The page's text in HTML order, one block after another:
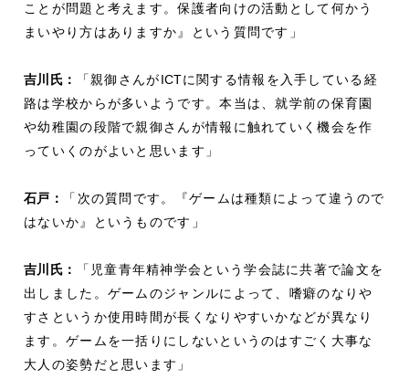
ことが問題と考えます。保護者向けの活動として何かう
まいやり方はありますか』という質問です」
吉川氏： 「親御さんがICTに関する情報を入手している経
路は学校からが多いようです。本当は、就学前の保育園
や幼稚園の段階で親御さんが情報に触れていく機会を作
っていくのがよいと思います」
石戸：
「次の質問です。『ゲームは種類によって違うので
はないか』というものです」
吉川氏：
「児童青年精神学会という学会誌に共著で論文を
出しました。ゲームのジャンルによって、嗜癖のなりや
すさというか使用時間が長くなりやすいかなどが異なり
ます。ゲームを一括りにしないというのはすごく大事な
大人の姿勢だと思います」